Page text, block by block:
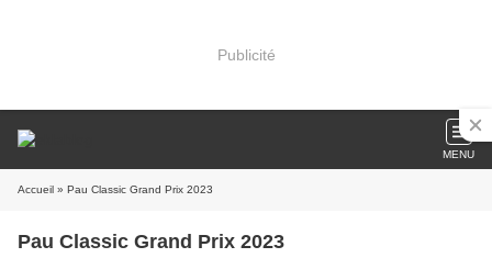
Publicité
MENU
Accueil » Pau Classic Grand Prix 2023
Pau Classic Grand Prix 2023